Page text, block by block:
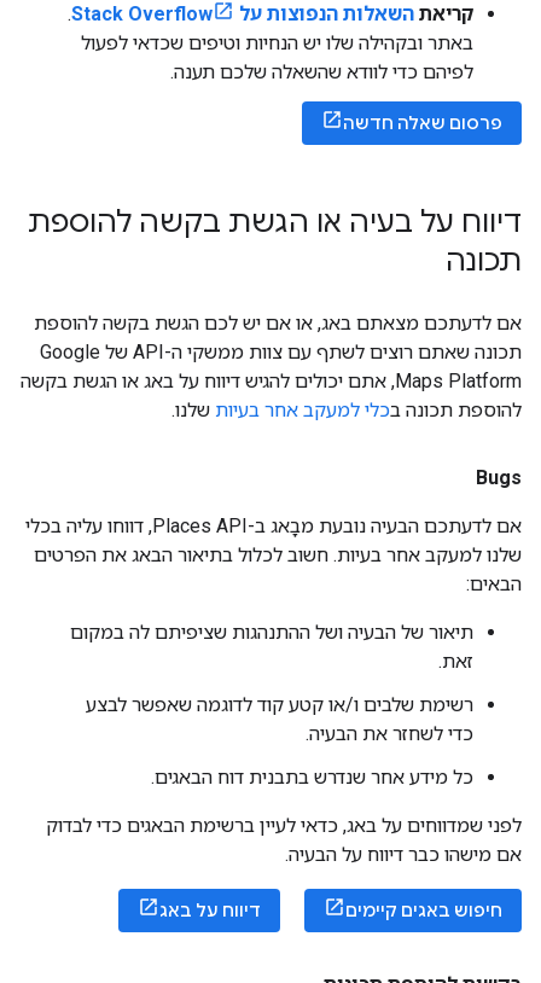
קריאת השאלות הנפוצות על Stack Overflow
.
באתר ובקהילה שלו יש הנחיות וטיפים שכדאי לפעול
לפיהם כדי לוודא שהשאלה שלכם תענה.
פרסום שאלה חדשה
דיווח על בעיה או הגשת בקשה להוספת
תכונה
אם לדעתכם מצאתם באג, או אם יש לכם הגשת בקשה להוספת
תכונה שאתם רוצים לשתף עם צוות ממשקי ה-API של Google
Maps Platform, אתם יכולים להגיש דיווח על באג או הגשת בקשה
להוספת תכונה בכלי למעקב אחר בעיות שלנו.
Bugs
אם לדעתכם הבעיה נובעת מבָאג ב-Places API, דווחו עליה בכלי
שלנו למעקב אחר בעיות. חשוב לכלול בתיאור הבאג את הפרטים
הבאים:
תיאור של הבעיה ושל ההתנהגות שציפיתם לה במקום
זאת.
רשימת שלבים ו/או קטע קוד לדוגמה שאפשר לבצע
כדי לשחזר את הבעיה.
כל מידע אחר שנדרש בתבנית דוח הבאגים.
לפני שמדווחים על באג, כדאי לעיין ברשימת הבאגים כדי לבדוק
אם מישהו כבר דיווח על הבעיה.
חיפוש באגים קיימים דיווח על באג